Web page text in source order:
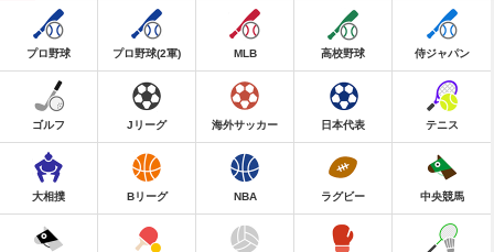
プロ野球 プロ野球(2軍) MLB 高校野球 侍ジャパン
ゴルフ Jリーグ 海外サッカー 日本代表 テニス
大相撲 Bリーグ NBA ラグビー 中央競馬